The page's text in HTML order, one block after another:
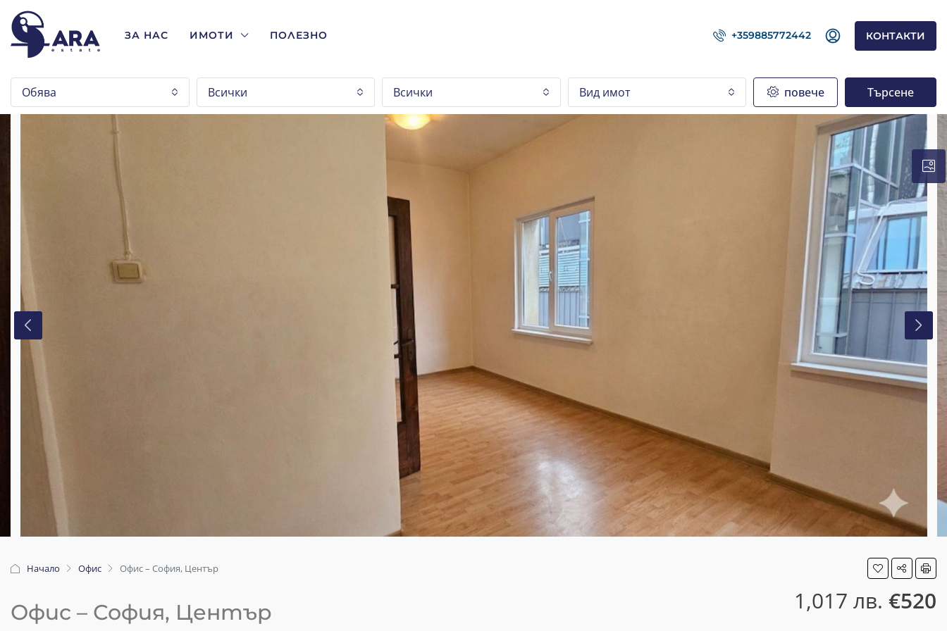
ЗА НАС ИМОТИ ПОЛЕЗНО +359885772442 КОНТАКТИ
Обява Всички Всички Вид имот повече Търсене
Начало Офис Офис – София, Център
Офис – София, Център 1,017 лв. €520